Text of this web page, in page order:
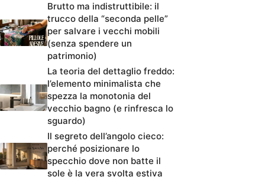
Brutto ma indistruttibile: il
trucco della “seconda pelle”
per salvare i vecchi mobili
(senza spendere un
patrimonio)
La teoria del dettaglio freddo:
l’elemento minimalista che
spezza la monotonia del
vecchio bagno (e rinfresca lo
sguardo)
Il segreto dell’angolo cieco:
perché posizionare lo
specchio dove non batte il
sole è la vera svolta estiva